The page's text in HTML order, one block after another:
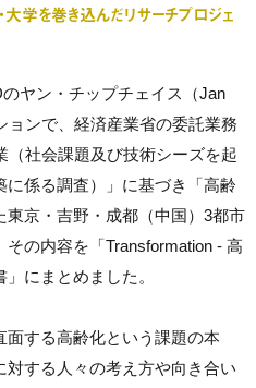
学を巻き込んだリサーチプロジェ
ヤン・チップチェイス（Jan
ョンで、経済産業省の委託業務
（社会課題及び技術シーズを起
係る調査）」に基づき「高齢
京・吉野・成都（中国）3都市
の内容を「Transformation - 高
にまとめました。
面する高齢化という課題の本
する人々の考え方や向き合い